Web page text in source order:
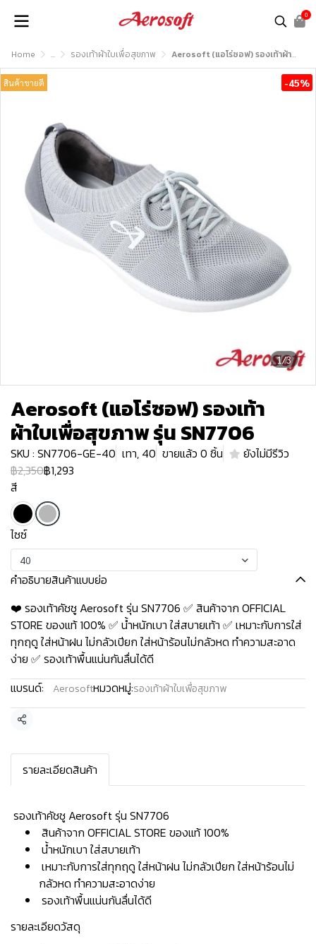
0
Home ... รองเท้าผ้าใบเพื่อสุขภาพ Aerosoft (แอโร่ซอฟ) รองเท้าผ้าใบเพื่อสุขภาพ รุ่น SN7706
1/3
สินค้าขายดี -45%
Aerosoft (แอโร่ซอฟ) รองเท้า
ผ้าใบเพื่อสุขภาพ รุ่น SN7706
SKU : SN7706-GE-40 เทา, 40 ขายแล้ว 0 ชิ้น
ยังไม่มีรีวิว
฿2,350฿1,293
สี
ไซซ์
40
คำอธิบายสินค้าแบบย่อ
❤️ รองเท้าคัชชู Aerosoft รุ่น SN7706 ✅ สินค้าจาก OFFICIAL
STORE ของแท้ 100% ✅ น้ำหนักเบา ใส่สบายเท้า ✅ เหมาะกับการใส่
ทุกฤดู ใส่หน้าฝน ไม่กลัวเปียก ใส่หน้าร้อนไม่กลัวหด ทำความสะอาด
ง่าย ✅ รองเท้าพื้นแน่นกันลื่นได้ดี
แบรนด์:
Aerosoftหมวดหมู่:รองเท้าผ้าใบเพื่อสุขภาพ
แชร์
รายละเอียดสินค้า
️ รองเท้าคัชชู Aerosoft รุ่น SN7706
สินค้าจาก OFFICIAL STORE ของแท้ 100%
น้ำหนักเบา ใส่สบายเท้า
เหมาะกับการใส่ทุกฤดู ใส่หน้าฝน ไม่กลัวเปียก ใส่หน้าร้อนไม่
กลัวหด ทำความสะอาดง่าย
รองเท้าพื้นแน่นกันลื่นได้ดี
รายละเอียดวัสดุ